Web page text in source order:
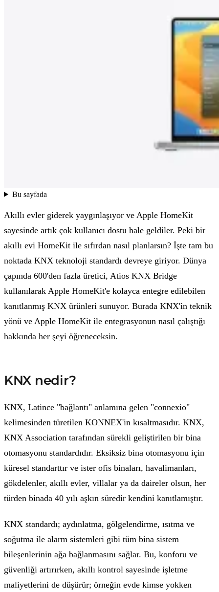
Bu sayfada
Akıllı evler giderek yaygınlaşıyor ve Apple HomeKit
sayesinde artık çok kullanıcı dostu hale geldiler. Peki bir
akıllı evi HomeKit ile sıfırdan nasıl planlarsın? İşte tam bu
noktada KNX teknoloji standardı devreye giriyor. Dünya
çapında 600'den fazla üretici, Atios KNX Bridge
kullanılarak Apple HomeKit'e kolayca entegre edilebilen
kanıtlanmış KNX ürünleri sunuyor. Burada KNX'in teknik
yönü ve Apple HomeKit ile entegrasyonun nasıl çalıştığı
hakkında her şeyi öğreneceksin.
KNX nedir?
KNX, Latince "bağlantı" anlamına gelen "connexio"
kelimesinden türetilen KONNEX'in kısaltmasıdır. KNX,
KNX Association tarafından sürekli geliştirilen bir bina
otomasyonu standardıdır. Eksiksiz bina otomasyonu için
küresel standarttır ve ister ofis binaları, havalimanları,
gökdelenler, akıllı evler, villalar ya da daireler olsun, her
türden binada 40 yılı aşkın süredir kendini kanıtlamıştır.
KNX standardı; aydınlatma, gölgelendirme, ısıtma ve
soğutma ile alarm sistemleri gibi tüm bina sistem
bileşenlerinin ağa bağlanmasını sağlar. Bu, konforu ve
güvenliği artırırken, akıllı kontrol sayesinde işletme
maliyetlerini de düşürür; örneğin evde kimse yokken